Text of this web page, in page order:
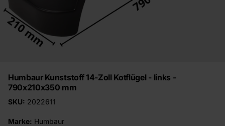
Humbaur Kunststoff 14-Zoll Kotflügel - links -
790x210x350 mm
SKU: 2022611
Marke: Humbaur